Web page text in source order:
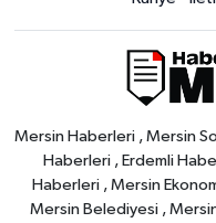
Mersin Haberleri , Mersin
Haberleri , Erdemli
Haberleri , Mersin
Mersin Belediyesi ,